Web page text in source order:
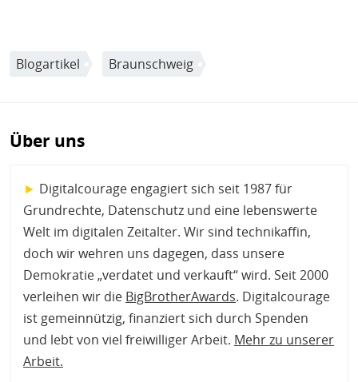
Blogartikel Braunschweig
Über uns
► Digitalcourage engagiert sich seit 1987 für
Grundrechte, Datenschutz und eine lebenswerte
Welt im digitalen Zeitalter. Wir sind technikaffin,
doch wir wehren uns dagegen, dass unsere
Demokratie „verdatet und verkauft“ wird. Seit 2000
verleihen wir die BigBrotherAwards. Digitalcourage
ist gemeinnützig, finanziert sich durch Spenden
und lebt von viel freiwilliger Arbeit. Mehr zu unserer
Arbeit.